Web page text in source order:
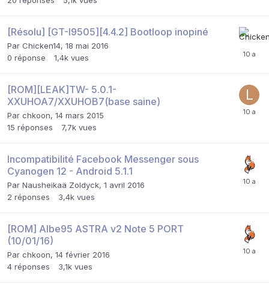
[Résolu] [GT-I9505][4.4.2] Bootloop inopiné
Par Chicken14, 18 mai 2016
0 réponse 1,4k vues
[ROM][LEAK]TW- 5.0.1-
XXUHOA7/XXUHOB7(base saine)
Par chkoon, 14 mars 2015
15 réponses 7,7k vues
Incompatibilité Facebook Messenger sous
Cyanogen 12 - Android 5.1.1
Par Nausheikaä Zoldyck, 1 avril 2016
2 réponses 3,4k vues
[ROM] Albe95 ASTRA v2 Note 5 PORT
(10/01/16)
Par chkoon, 14 février 2016
4 réponses 3,1k vues